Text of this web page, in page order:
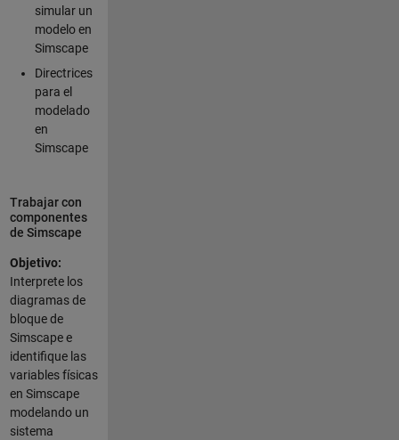
simular un
modelo en
Simscape
Directrices
para el
modelado
en
Simscape
Trabajar con
componentes
de Simscape
Objetivo:
Interprete los
diagramas de
bloque de
Simscape e
identifique las
variables físicas
en Simscape
modelando un
sistema